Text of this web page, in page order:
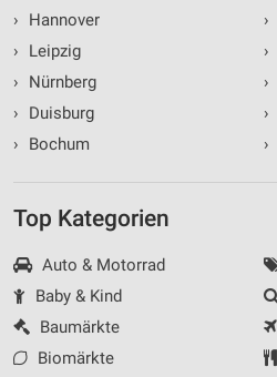
›
Hannover
›
Leipzig
›
Nürnberg
›
Duisburg
›
Bochum
›
›
›
›
›
Top Kategorien
Auto & Motorrad
Baby & Kind
Baumärkte
Biomärkte